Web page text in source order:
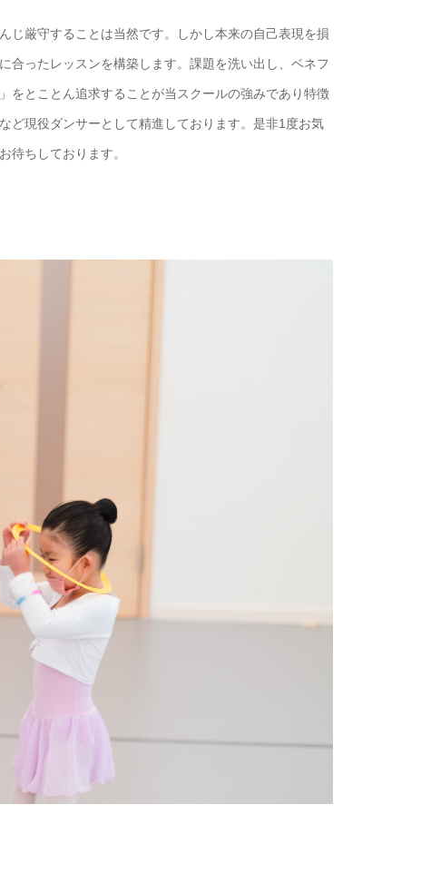
じ厳守することは当然です。しかし本来の自己表現を損
合ったレッスンを構築します。課題を洗い出し、ベネフ
をとことん追求することが当スクールの強みであり特徴
ど現役ダンサーとして精進しております。是非1度お気
待ちしております。